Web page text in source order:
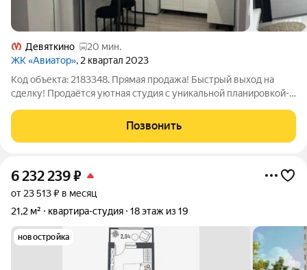
Девяткино
20 мин.
ЖК «Авиатор», 2 квартал 2023
Код объекта: 2183348. Прямая продажа! Быстрый выход на
сделку! Продаётся уютная студия с уникальной планировкой-
готова к проживанию! Вся мебель и техника остается новому
владельцу. В квартире
Позвонить
6 232 239₽
от 23 513 ₽ в месяц
21,2 м²
квартира-студия 18 этаж из 19
новостройка